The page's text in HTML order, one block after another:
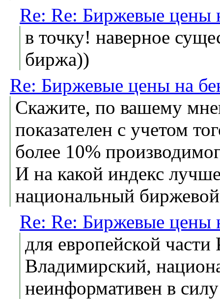
Re: Re: Биржевые цены
в точку! наверное
биржа))
Re: Биржевые цены на
Скажите, по вашему
показателен с учетом
более 10%
И на какой индекс
национальный
Re: Re: Биржевые цены
для европейской
Владимирский,
неинформативен в